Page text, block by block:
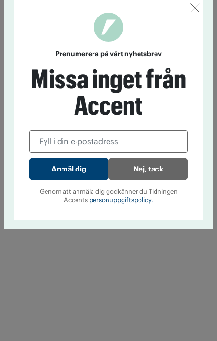
Prenumerera på vårt nyhetsbrev
Missa inget från
Accent
Nej, tack
Genom att anmäla dig godkänner du Tidningen
Accents personuppgiftspolicy.